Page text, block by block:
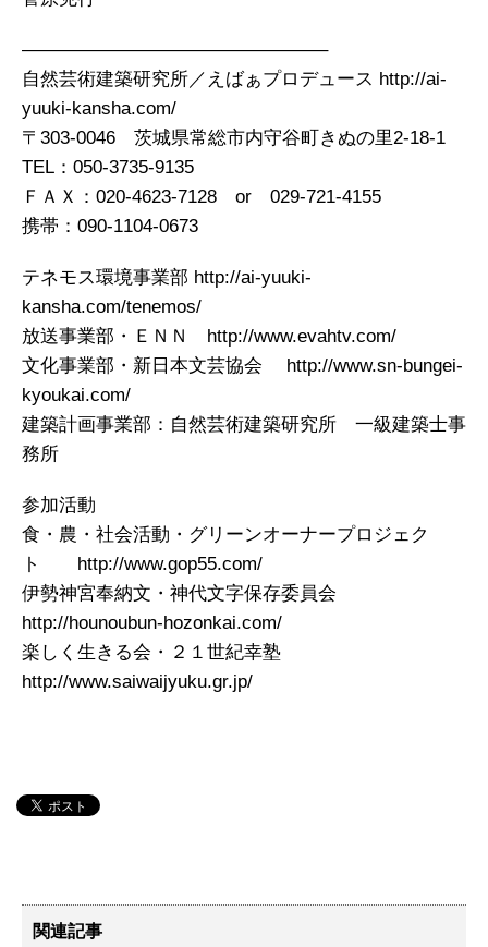
————————————————–
自然芸術建築研究所／えばぁプロデュース http://ai-
yuuki-kansha.com/
〒303-0046 茨城県常総市内守谷町きぬの里2-18-1
TEL：050-3735-9135
ＦＡＸ：020-4623-7128 or 029-721-4155
携帯：090-1104-0673
テネモス環境事業部 http://ai-yuuki-
kansha.com/tenemos/
放送事業部・ＥＮＮ http://www.evahtv.com/
文化事業部・新日本文芸協会 http://www.sn-bungei-
kyoukai.com/
建築計画事業部：自然芸術建築研究所 一級建築士事
務所
参加活動
食・農・社会活動・グリーンオーナープロジェク
ト http://www.gop55.com/
伊勢神宮奉納文・神代文字保存委員会
http://hounoubun-hozonkai.com/
楽しく生きる会・２１世紀幸塾
http://www.saiwaijyuku.gr.jp/
関連記事